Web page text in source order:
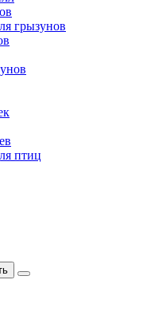
грызунов
птиц